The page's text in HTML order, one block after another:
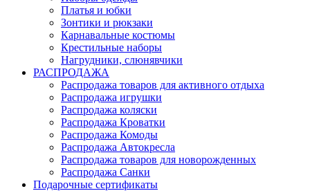
Платья и юбки
Зонтики и рюкзаки
Карнавальные костюмы
Крестильные наборы
Нагрудники, слюнявчики
РАСПРОДАЖА
Распродажа товаров для активного отдыха
Распродажа игрушки
Распродажа коляски
Распродажа Кроватки
Распродажа Комоды
Распродажа Автокресла
Распродажа товаров для новорожденных
Распродажа Санки
Подарочные сертификаты